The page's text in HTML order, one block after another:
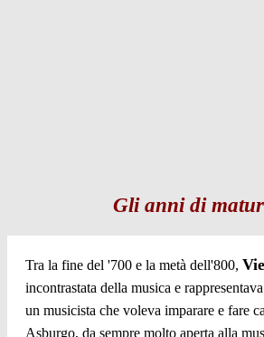
Gli anni di
Tra la fine del '700 e la metà dell'800,
incontrastata della musica e
un musicista che voleva imparare e fare
Asburgo, da sempre molto aperta alla